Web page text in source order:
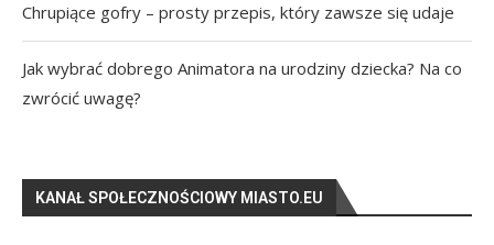
Chrupiące gofry – prosty przepis, który zawsze się udaje
Jak wybrać dobrego Animatora na urodziny dziecka? Na co
zwrócić uwagę?
KANAŁ SPOŁECZNOŚCIOWY MIASTO.EU